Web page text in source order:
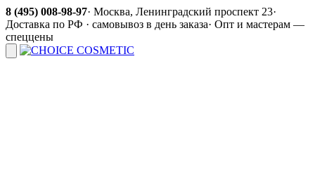
8 (495) 008-98-97· Москва, Ленинградский проспект 23·
Доставка по РФ · самовывоз в день заказа· Опт и мастерам —
спеццены